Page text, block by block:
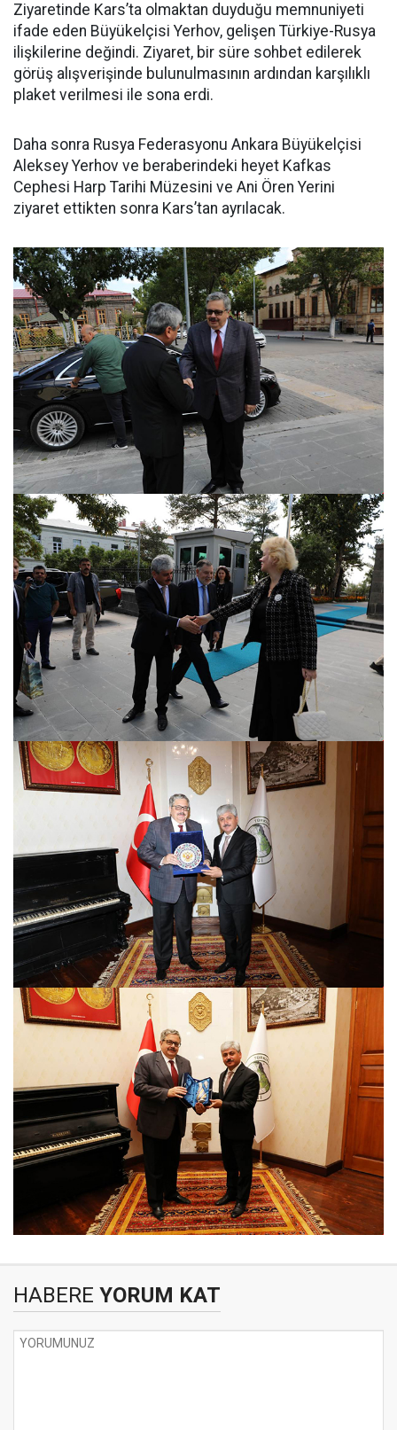
Ziyaretinde Kars’ta olmaktan duyduğu memnuniyeti
ifade eden Büyükelçisi Yerhov, gelişen Türkiye-Rusya
ilişkilerine değindi. Ziyaret, bir süre sohbet edilerek
görüş alışverişinde bulunulmasının ardından karşılıklı
plaket verilmesi ile sona erdi.
Daha sonra Rusya Federasyonu Ankara Büyükelçisi
Aleksey Yerhov ve beraberindeki heyet Kafkas
Cephesi Harp Tarihi Müzesini ve Ani Ören Yerini
ziyaret ettikten sonra Kars’tan ayrılacak.
HABERE YORUM KAT